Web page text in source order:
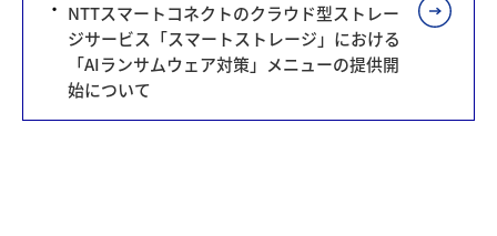
NTTスマートコネクトのクラウド型ストレー
ジサービス「スマートストレージ」における
「AIランサムウェア対策」メニューの提供開
始について